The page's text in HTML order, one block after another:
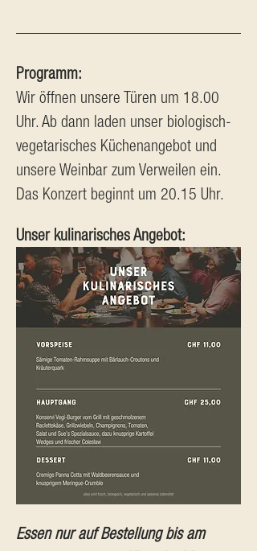
Programm:
Wir öffnen unsere Türen um 18.00
Uhr. Ab dann laden unser biologisch-
vegetarisches Küchenangebot und
unsere Weinbar zum Verweilen ein.
Das Konzert beginnt um 20.15 Uhr.
Unser kulinarisches Angebot:
Essen nur auf Bestellung bis am